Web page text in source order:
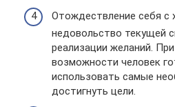
Отождествление себя с
недовольство текущей
реализации желаний.
возможности человек
использовать самые
достигнуть цели.